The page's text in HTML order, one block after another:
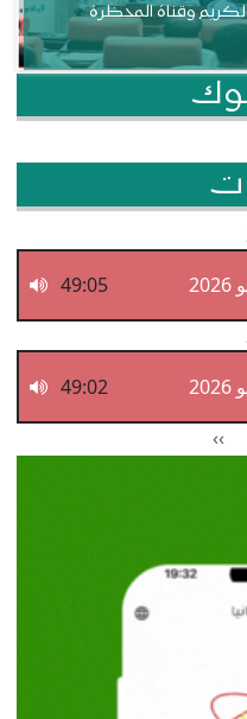
الكريم وقناة المحظرة
49:05
49:02
الصفحة التالية
››